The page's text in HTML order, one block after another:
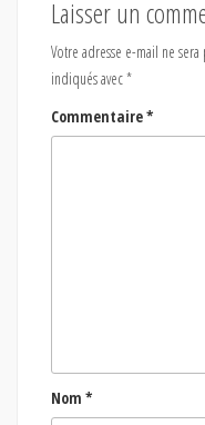
Laisser un
Votre adresse e-mail ne
indiqués avec*
Commentaire*
Nom *